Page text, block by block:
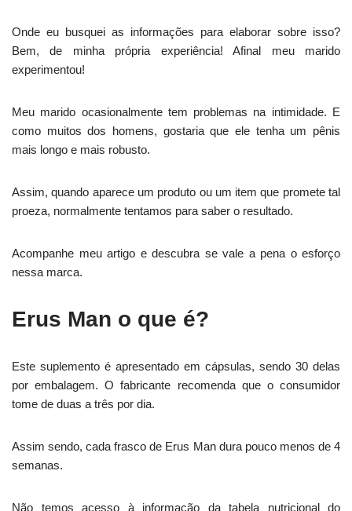
Onde eu busquei as informações para elaborar sobre isso?
Bem, de minha própria experiência! Afinal meu marido
experimentou!
Meu marido ocasionalmente tem problemas na intimidade. E
como muitos dos homens, gostaria que ele tenha um pênis
mais longo e mais robusto.
Assim, quando aparece um produto ou um item que promete tal
proeza, normalmente tentamos para saber o resultado.
Acompanhe meu artigo e descubra se vale a pena o esforço
nessa marca.
Erus Man o que é?
Este suplemento é apresentado em cápsulas, sendo 30 delas
por embalagem. O fabricante recomenda que o consumidor
tome de duas a três por dia.
Assim sendo, cada frasco de Erus Man dura pouco menos de 4
semanas.
Não temos acesso à informação da tabela nutricional do